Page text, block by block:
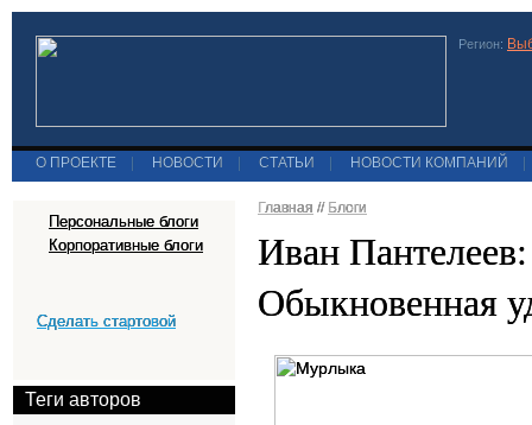
Регион:
О ПРОЕКТЕ НОВОСТИ СТАТЬИ НОВОСТИ КОМПАНИЙ
Персональные блоги
Корпоративные блоги
Сделать стартовой
Теги авторов
Главная // Блоги
Иван
Обыкновенная